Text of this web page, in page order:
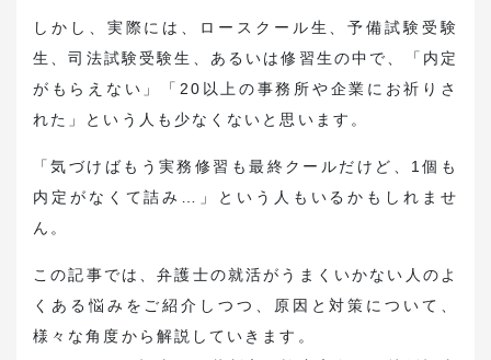
しかし、実際には、ロースクール生、予備試験受験
生、司法試験受験生、あるいは修習生の中で、「内定
がもらえない」「20以上の事務所や企業にお祈りさ
れた」という人も少なくないと思います。
「気づけばもう実務修習も最終クールだけど、1個も
内定がなくて詰み…」という人もいるかもしれませ
ん。
この記事では、弁護士の就活がうまくいかない人のよ
くある悩みをご紹介しつつ、原因と対策について、
様々な角度から解説していきます。